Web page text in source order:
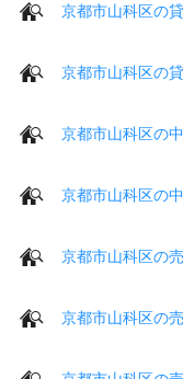
京都市山科区の
京都市山科区の
京都市山科区の
京都市山科区の
京都市山科区の
京都市山科区の